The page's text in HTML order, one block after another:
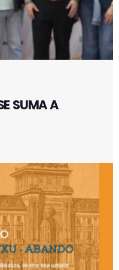
SUMA A